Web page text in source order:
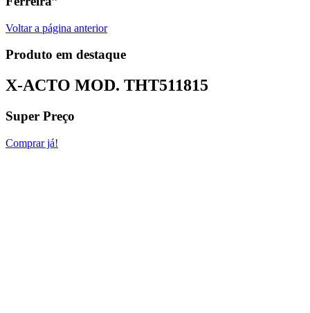
Voltar a página anterior
Produto em destaque
X-ACTO MOD. THT511815
Super Preço
Comprar já!